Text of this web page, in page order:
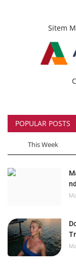
Sitem
POPULAR POSTS
This Week